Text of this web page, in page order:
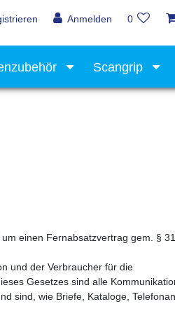
Anmelden 0
Scangrip
einen Fernabsatzvertrag gem. §
und der Verbraucher für die
Gesetzes sind alle
sind, wie Briefe, Kataloge,